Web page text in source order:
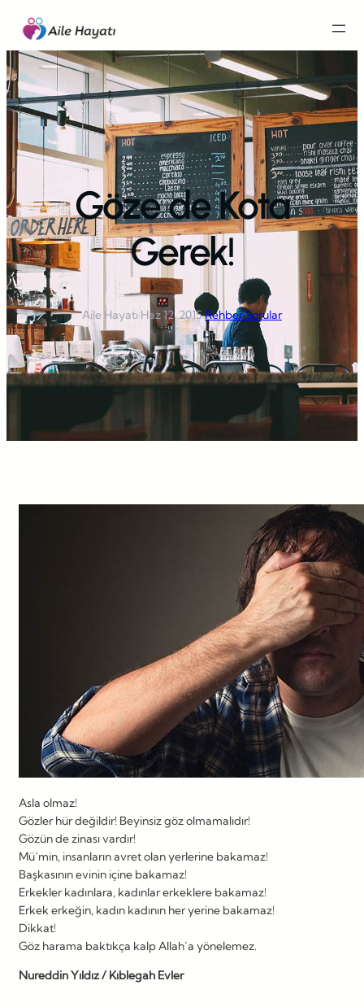
İçeriğe
geç
Göze de Kota
Gerek!
Aile Hayatı·Haz 12, 2015·Rehber Sorular
Asla olmaz!
Gözler hür değildir! Beyinsiz göz olmamalıdır!
Gözün de zinası vardır!
Mü’min, insanların avret olan yerlerine bakamaz!
Başkasının evinin içine bakamaz!
Erkekler kadınlara, kadınlar erkeklere bakamaz!
Erkek erkeğin, kadın kadının her yerine bakamaz!
Dikkat!
Göz harama baktıkça kalp Allah’a yönelemez.
Nureddin Yıldız / Kıblegah Evler